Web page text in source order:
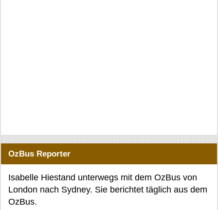
OzBus Reporter
Isabelle Hiestand unterwegs mit dem OzBus von
London nach Sydney. Sie berichtet täglich aus dem
OzBus.